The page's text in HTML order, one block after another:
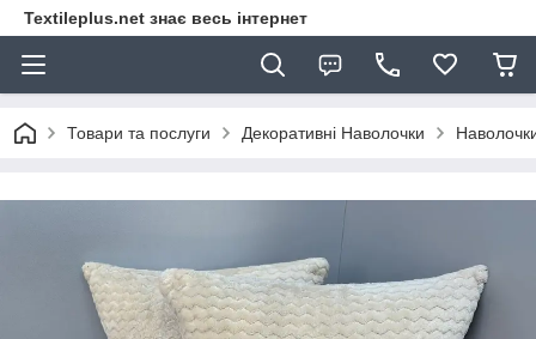
Textileplus.net знає весь інтернет
Товари та послуги Декоративні Наволочки